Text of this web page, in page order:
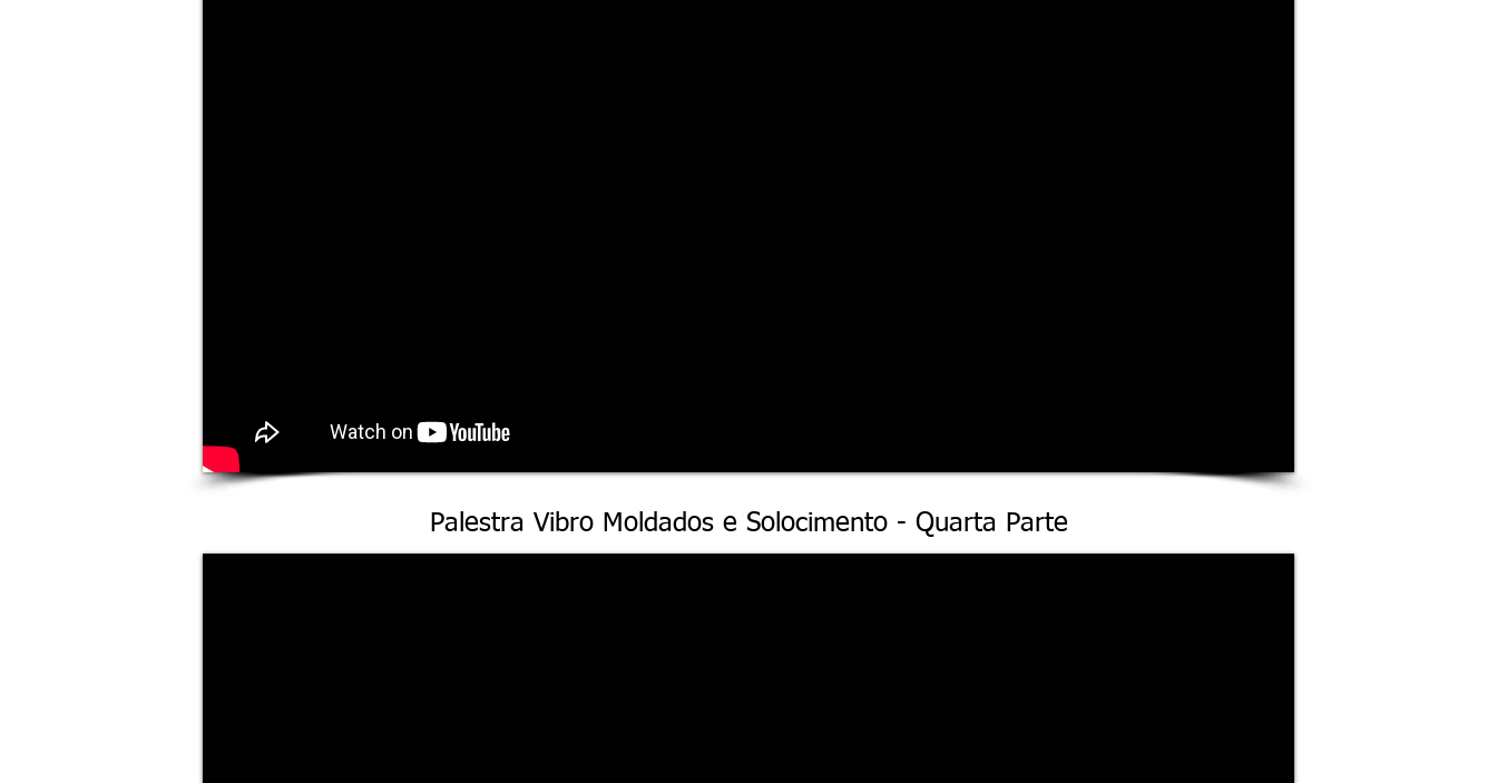
Palestra Vibro Moldados e Solocimento - Quarta Parte